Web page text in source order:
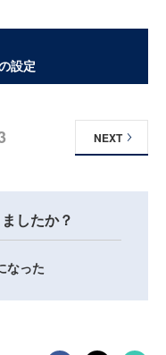
設定
NEXT
したか？
なった